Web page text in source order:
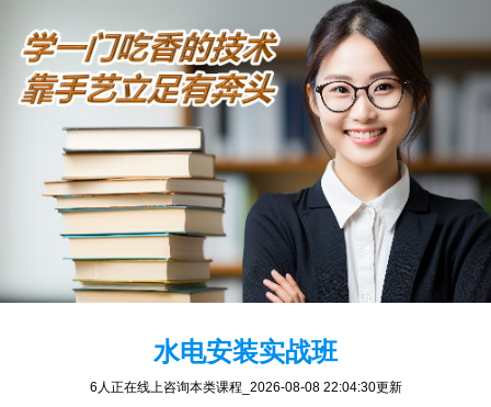
水电安装实战班
6人正在线上咨询本类课程 _2026-08-08 22:04:30更新